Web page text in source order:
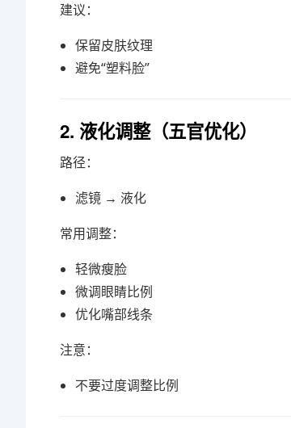
建议：
保留皮肤纹理
避免“塑料脸”
2. 液化调整（五官优化）
路径：
滤镜 → 液化
常用调整：
轻微瘦脸
微调眼睛比例
优化嘴部线条
注意：
不要过度调整比例